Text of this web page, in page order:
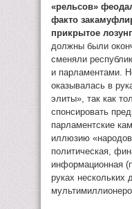
«рельсов»
факто
прикрытое
должны были
сменяли
и парламентами.
оказывалась в
элиты», так как
спонсировать
парламентские
иллюзию
политическая,
информационная
руках нескольких